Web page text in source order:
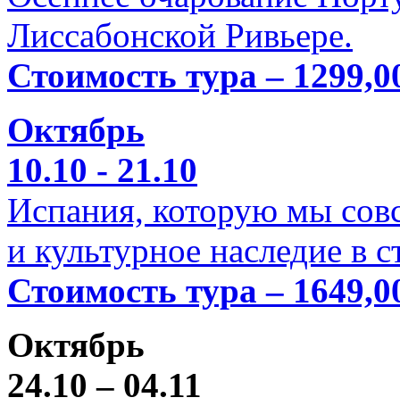
Лиссабонской Ривьере.
Стоимость тура –
Октябрь
10.10 - 21.10
Испания, которую мы
и культурное наследие в
Стоимость тура –
Октябрь
24.10 – 04.11